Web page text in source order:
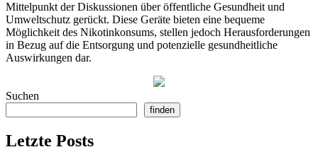
Mittelpunkt der Diskussionen über öffentliche Gesundheit und
Umweltschutz gerückt. Diese Geräte bieten eine bequeme
Möglichkeit des Nikotinkonsums, stellen jedoch Herausforderungen
in Bezug auf die Entsorgung und potenzielle gesundheitliche
Auswirkungen dar.
Suchen
finden
Letzte Posts